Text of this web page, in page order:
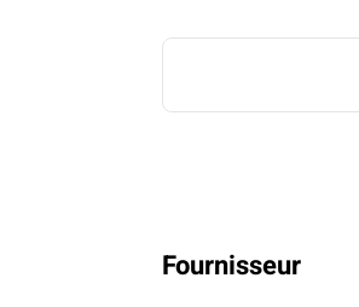
Fournisseur